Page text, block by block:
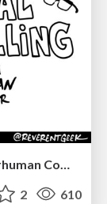
2 610